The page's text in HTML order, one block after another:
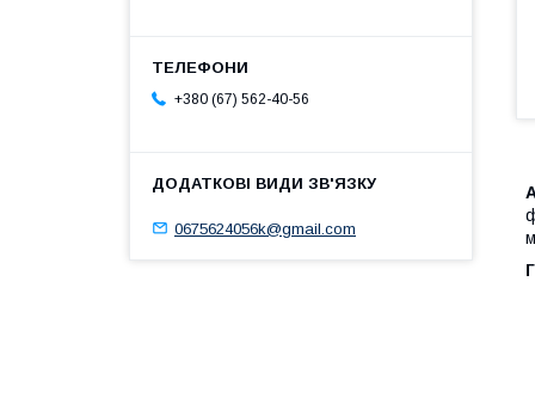
+380 (67) 562-40-56
0675624056k@gmail.com